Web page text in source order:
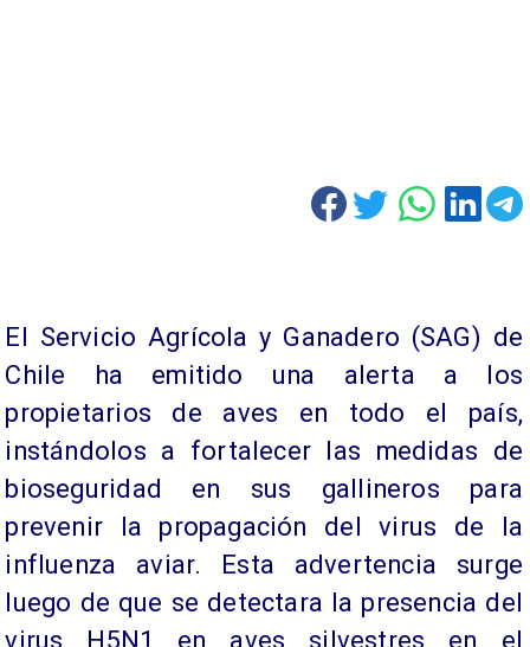
El Servicio Agrícola y Ganadero (SAG) de
Chile ha emitido una alerta a los
propietarios de aves en todo el país,
instándolos a fortalecer las medidas de
bioseguridad en sus gallineros para
prevenir la propagación del virus de la
influenza aviar. Esta advertencia surge
luego de que se detectara la presencia del
virus H5N1 en aves silvestres en el